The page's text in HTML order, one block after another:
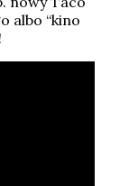
albo “kino